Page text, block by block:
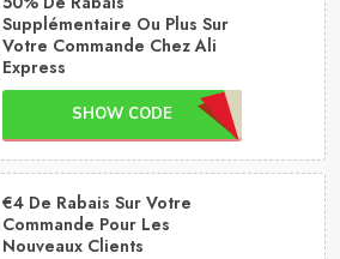
Supplémentaire Ou Plus Sur
Votre Commande Chez Ali
Express
SHOW CODE
€4 De Rabais Sur Votre
Commande Pour Les
Nouveaux Clients